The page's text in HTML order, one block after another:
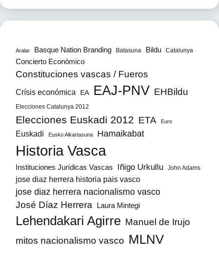
Aralar Basque Nation Branding Batasuna Bildu Catalunya
Concierto Económico
Constituciones vascas / Fueros
Crísis económica EA EAJ-PNV EHBildu
Elecciones Catalunya 2012
Elecciones Euskadi 2012 ETA Euro
Euskadi Eusko Alkartasuna Hamaikabat
Historia Vasca
Instituciones Jurídicas Vascas Iñigo Urkullu John Adams
jose diaz herrera historia pais vasco
jose diaz herrera nacionalismo vasco
José Díaz Herrera Laura Mintegi
Lehendakari Agirre Manuel de Irujo
mitos nacionalismo vasco MLNV